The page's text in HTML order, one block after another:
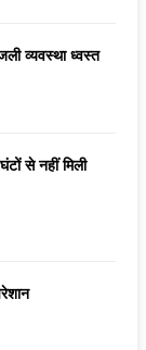
व्यवस्था ध्वस्त
से नहीं मिली